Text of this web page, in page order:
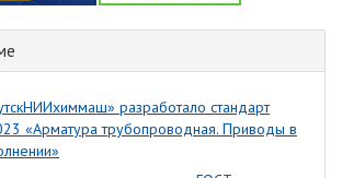
разработало стандарт
«Арматура трубопроводная. Приводы в